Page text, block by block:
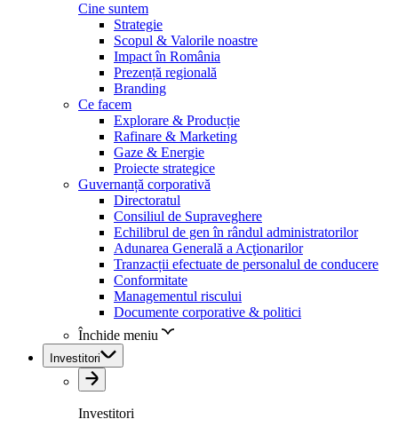
Cine suntem
Strategie
Scopul & Valorile noastre
Impact în România
Prezență regională
Branding
Ce facem
Explorare & Producție
Rafinare & Marketing
Gaze & Energie
Proiecte strategice
Guvernanță corporativă
Directoratul
Consiliul de Supraveghere
Echilibrul de gen în rândul administratorilor
Adunarea Generală a Acţionarilor
Tranzacții efectuate de personalul de conducere
Conformitate
Managementul riscului
Documente corporative & politici
Închide meniu
Investitori
Investitori